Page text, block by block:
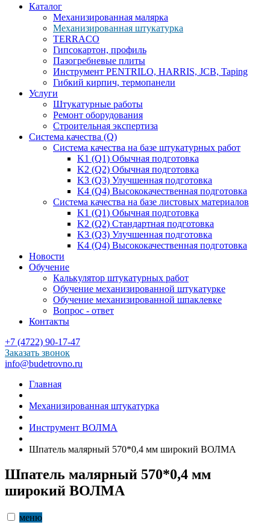
Каталог
Механизированная малярка
Механизированная штукатурка
TERRACO
Гипсокартон, профиль
Пазогребневые плиты
Инструмент PENTRILO, HARRIS, JCB, Taping
Гибкий кирпич, термопанели
Услуги
Штукатурные работы
Ремонт оборудования
Строительная экспертиза
Система качества (Q)
Система качества на базе штукатурных работ
K1 (Q1) Обычная подготовка
K2 (Q2) Обычная подготовка
K3 (Q3) Улучшенная подготовка
K4 (Q4) Высококачественная подготовка
Система качества на базе листовых материалов
K1 (Q1) Обычная подготовка
K2 (Q2) Стандартная подготовка
K3 (Q3) Улучшенная подготовка
K4 (Q4) Высококачественная подготовка
Новости
Обучение
Калькулятор штукатурных работ
Обучение механизированной штукатурке
Обучение механизированной шпаклевке
Вопрос - ответ
Контакты
+7 (4722) 90-17-47
Заказать звонок
info@budetrovno.ru
Главная
Механизированная штукатурка
Инструмент ВОЛМА
Шпатель малярный 570*0,4 мм широкий ВОЛМА
Шпатель малярный 570*0,4 мм
широкий ВОЛМА
меню